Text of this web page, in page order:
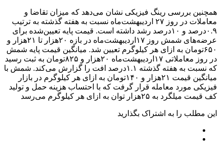
همچنین بررسی رینگ فیزیکی نشان می‌دهد که میزان تقاضا و
معاملات در روز ۲۷ ا‌ردیبهشت‌ماه نسبت به هفته گذشته به ترتیب
۰.۹‌درصد و ۱۰‌درصد رشد داشته است. قیمت پایه تعیین‌شده برای
عرضه‌‌‌های شمش روز ۱۷اردیبهشت‌ماه در بازه ۲۰‌هزار تا ۲۱‌هزار و
۶۵۰تومان به ازای هر کیلوگرم تعیین شد. میانگین قیمت پایه شمش
در روز معاملاتی ۱۷اردیبهشت‌ماه ۲۰‌هزار و ۸۲۵تومان به ثبت رسید
که نسبت به هفته گذشته ۱.۱‌درصد افت را گزارش می‌کند. شمش با
میانگین قیمت ۲۱‌هزار و ۱۴۰تومان به ازای هر کیلوگرم در بازار
فیزیکی مورد معامله قرار گرفت که با احتساب هزینه حمل و تولید
کف قیمت میلگرد به ۲۵‌هزار توان به ازای هر کیلوگرم می‌‌‌رسد
این مطلب را به اشتراک بگذارید